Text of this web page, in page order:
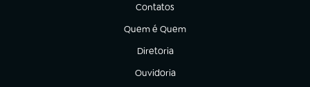
Contatos
(abre em nova aba)
Quem é Quem
(abre em nova aba)
Diretoria
(abre em nova aba)
Ouvidoria
(abre em nova aba)